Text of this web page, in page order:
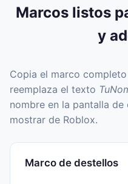
Marcos listos
y
Copia el marco
reemplaza el texto
nombre en la pantalla
mostrar de Roblox.
Marco de destellos